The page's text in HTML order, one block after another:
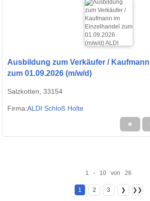
Ausbildung zum Verkäufer /
zum 01.09.2026 (m/w/d)
Salzkotten, 33154
Firma:ALDI Schloß Holte
★
1 - 10 von 26
1 2 3 ❯ ❯❯